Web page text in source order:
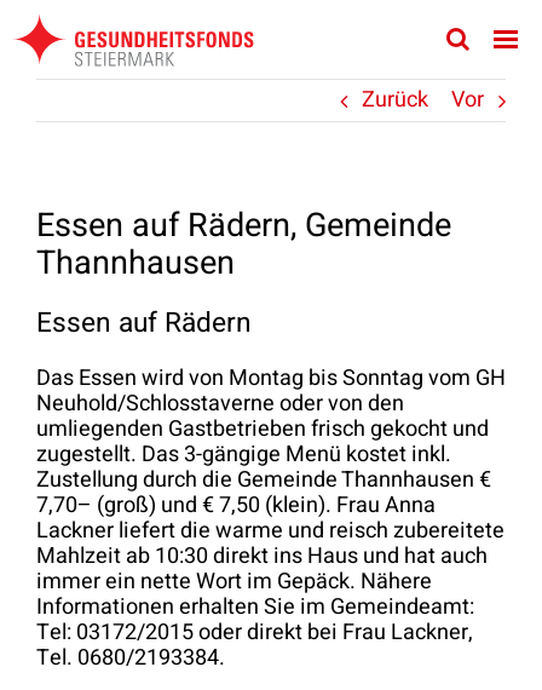
Zum
Inhalt
springen
Zurück
Vor
Essen auf Rädern, Gemeinde
Thannhausen
Essen auf Rädern
Das Essen wird von Montag bis Sonntag vom GH
Neuhold/Schlosstaverne oder von den
umliegenden Gastbetrieben frisch gekocht und
zugestellt. Das 3-gängige Menü kostet inkl.
Zustellung durch die Gemeinde Thannhausen €
7,70– (groß) und € 7,50 (klein). Frau Anna
Lackner liefert die warme und reisch zubereitete
Mahlzeit ab 10:30 direkt ins Haus und hat auch
immer ein nette Wort im Gepäck. Nähere
Informationen erhalten Sie im Gemeindeamt:
Tel: 03172/2015 oder direkt bei Frau Lackner,
Tel. 0680/2193384.